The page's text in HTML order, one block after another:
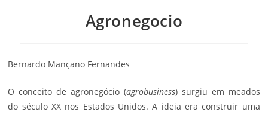
Agronegocio
Bernardo Mançano Fernandes
O conceito de agronegócio (agrobusiness) surgiu em meados
do século XX nos Estados Unidos. A ideia era construir uma